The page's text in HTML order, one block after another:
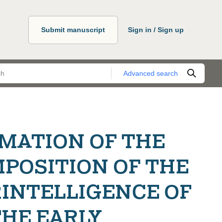
Submit manuscript Sign in / Sign up
Advanced search
OF THE
OF THE
OF
EARLY